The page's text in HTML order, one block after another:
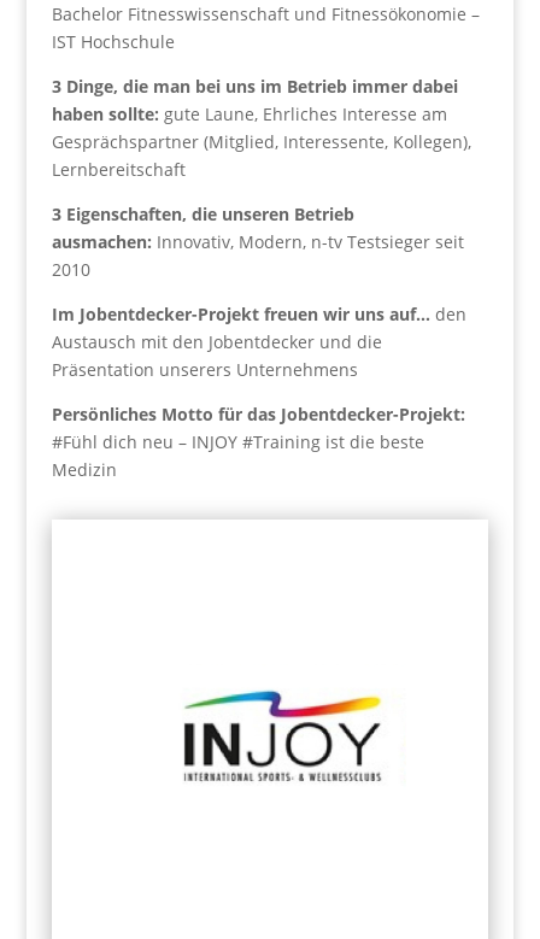
Bachelor Fitnesswissenschaft und Fitnessökonomie –
IST Hochschule
3 Dinge, die man bei uns im Betrieb immer dabei
haben sollte: gute Laune, Ehrliches Interesse am
Gesprächspartner (Mitglied, Interessente, Kollegen),
Lernbereitschaft
3 Eigenschaften, die unseren Betrieb
ausmachen: Innovativ, Modern, n-tv Testsieger seit
2010
Im Jobentdecker-Projekt freuen wir uns auf… den
Austausch mit den Jobentdecker und die
Präsentation unserers Unternehmens
Persönliches Motto für das Jobentdecker-Projekt:
#Fühl dich neu – INJOY #Training ist die beste
Medizin